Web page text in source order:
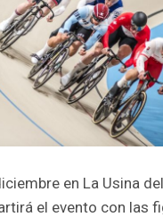
en La Usina
el evento con las